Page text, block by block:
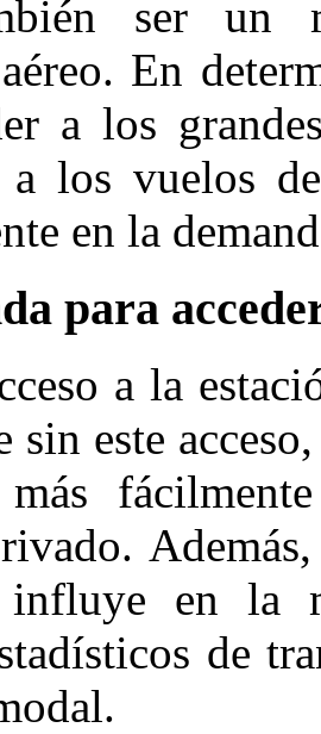
ser un
En
a los
a los vuelos
en la
para
a la
sin este
más
influye en la
de